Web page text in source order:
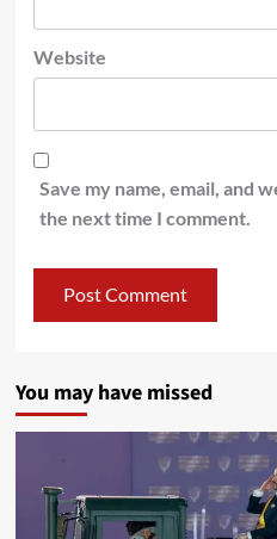
Website
Save my name, email, and
the next time I comment.
You may have missed